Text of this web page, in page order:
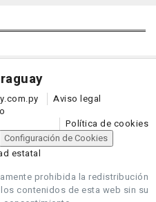
Aviso legal
Política de cookies
Configuración de Cookies
estatal
prohibida la redistribución
contenidos de esta web sin su